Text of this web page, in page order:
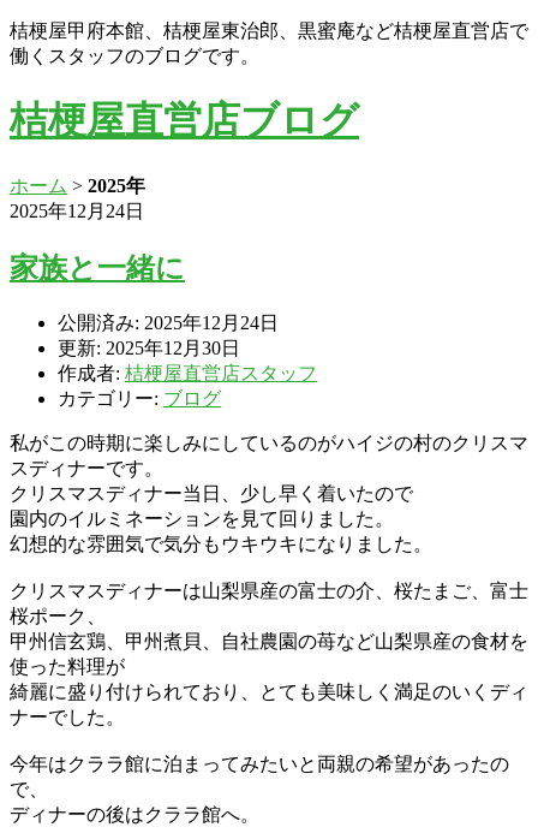
桔梗屋甲府本館、桔梗屋東治郎、黒蜜庵など桔梗屋直営店で
働くスタッフのブログです。
桔梗屋直営店ブログ
ホーム > 2025年
2025年12月24日
家族と一緒に
公開済み: 2025年12月24日
更新: 2025年12月30日
作成者: 桔梗屋直営店スタッフ
カテゴリー: ブログ
私がこの時期に楽しみにしているのがハイジの村のクリスマ
スディナーです。
クリスマスディナー当日、少し早く着いたので
園内のイルミネーションを見て回りました。
幻想的な雰囲気で気分もウキウキになりました。
クリスマスディナーは山梨県産の富士の介、桜たまご、富士
桜ポーク、
甲州信玄鶏、甲州煮貝、自社農園の苺など山梨県産の食材を
使った料理が
綺麗に盛り付けられており、とても美味しく満足のいくディ
ナーでした。
今年はクララ館に泊まってみたいと両親の希望があったの
で、
ディナーの後はクララ館へ。